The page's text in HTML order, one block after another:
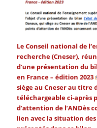
Le Conseil national de
recherche (Cneser),
d’une présentation du
en France – édition 2023
siège au Cneser au titre
téléchargeable ci-après
d’attention de l’ANDès
lien avec la situation